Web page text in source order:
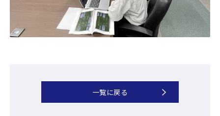
一覧に戻る